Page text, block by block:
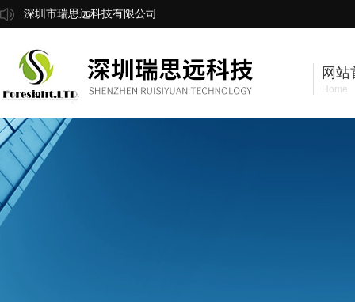
深圳市瑞思远科技有限公司
网站
Home